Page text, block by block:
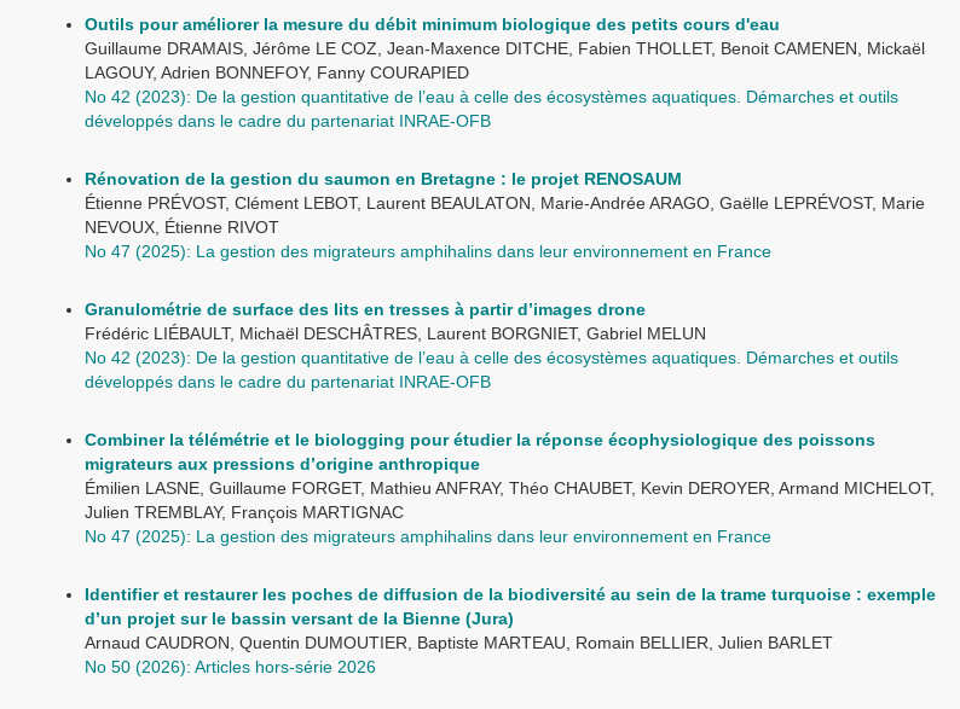
Outils pour améliorer la mesure du débit minimum biologique des petits cours d'eau
Guillaume DRAMAIS, Jérôme LE COZ, Jean-Maxence DITCHE, Fabien THOLLET, Benoit CAMENEN, Mickaël
LAGOUY, Adrien BONNEFOY, Fanny COURAPIED
No 42 (2023): De la gestion quantitative de l’eau à celle des écosystèmes aquatiques. Démarches et outils
développés dans le cadre du partenariat INRAE-OFB
Rénovation de la gestion du saumon en Bretagne : le projet RENOSAUM
Étienne PRÉVOST, Clément LEBOT, Laurent BEAULATON, Marie-Andrée ARAGO, Gaëlle LEPRÉVOST, Marie
NEVOUX, Étienne RIVOT
No 47 (2025): La gestion des migrateurs amphihalins dans leur environnement en France
Granulométrie de surface des lits en tresses à partir d’images drone
Frédéric LIÉBAULT, Michaël DESCHÂTRES, Laurent BORGNIET, Gabriel MELUN
No 42 (2023): De la gestion quantitative de l’eau à celle des écosystèmes aquatiques. Démarches et outils
développés dans le cadre du partenariat INRAE-OFB
Combiner la télémétrie et le biologging pour étudier la réponse écophysiologique des poissons
migrateurs aux pressions d’origine anthropique
Émilien LASNE, Guillaume FORGET, Mathieu ANFRAY, Théo CHAUBET, Kevin DEROYER, Armand MICHELOT,
Julien TREMBLAY, François MARTIGNAC
No 47 (2025): La gestion des migrateurs amphihalins dans leur environnement en France
Identifier et restaurer les poches de diffusion de la biodiversité au sein de la trame turquoise : exemple
d’un projet sur le bassin versant de la Bienne (Jura)
Arnaud CAUDRON, Quentin DUMOUTIER, Baptiste MARTEAU, Romain BELLIER, Julien BARLET
No 50 (2026): Articles hors-série 2026